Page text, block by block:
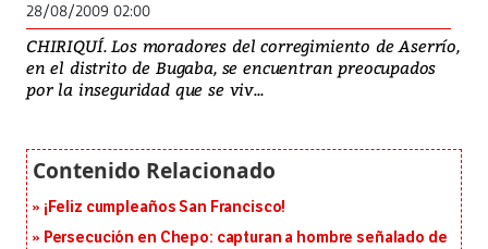
28/08/2009 02:00
CHIRIQUÍ. Los moradores del corregimiento de Aserrío,
en el distrito de Bugaba, se encuentran preocupados
por la inseguridad que se viv...
¡Feliz cumpleaños San Francisco!
Persecución en Chepo: capturan a hombre señalado de